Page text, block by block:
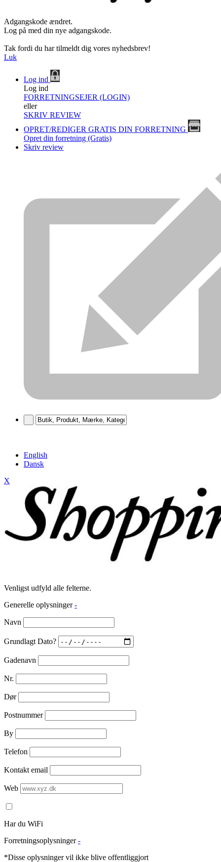
Adgangskode ændret.
Log på med din nye adgangskode.
Tak fordi du har tilmeldt dig vores nyhedsbrev!
Luk
Log ind
Log ind
FORRETNINGSEJER (LOGIN)
eller
SKRIV REVIEW
OPRET/REDIGER GRATIS DIN FORRETNING
Opret din forretning (Gratis)
Skriv review
English
Dansk
X
Venligst udfyld alle felterne.
Generelle oplysninger -
Navn
Grundlagt Dato?
Gadenavn
Nr.
Dør
Postnummer
By
Telefon
Kontakt email
Web
Har du WiFi
Forretningsoplysninger -
*Disse oplysninger vil ikke blive offentliggjort